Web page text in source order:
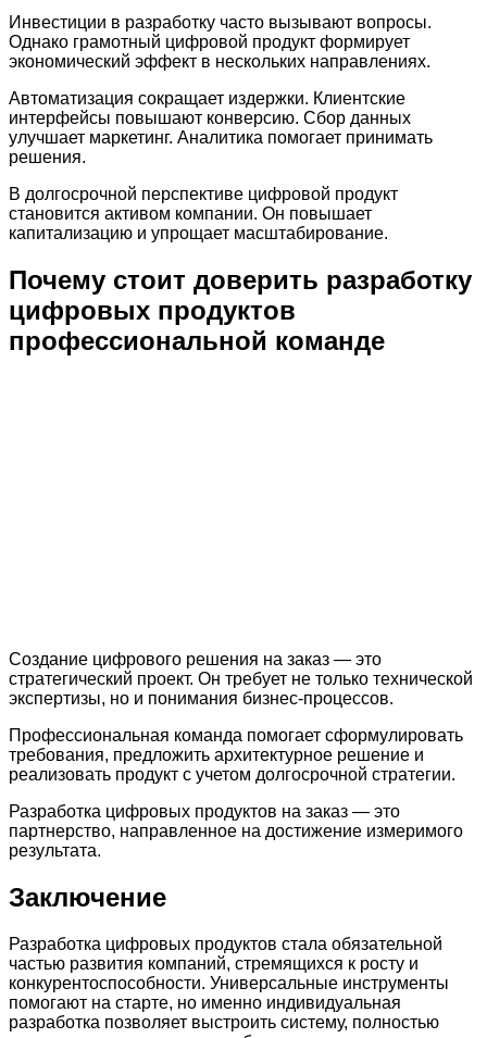
Инвестиции в разработку часто вызывают вопросы.
Однако грамотный цифровой продукт формирует
экономический эффект в нескольких направлениях.
Автоматизация сокращает издержки. Клиентские
интерфейсы повышают конверсию. Сбор данных
улучшает маркетинг. Аналитика помогает принимать
решения.
В долгосрочной перспективе цифровой продукт
становится активом компании. Он повышает
капитализацию и упрощает масштабирование.
Почему стоит доверить разработку
цифровых продуктов
профессиональной команде
Создание цифрового решения на заказ — это
стратегический проект. Он требует не только технической
экспертизы, но и понимания бизнес-процессов.
Профессиональная команда помогает сформулировать
требования, предложить архитектурное решение и
реализовать продукт с учетом долгосрочной стратегии.
Разработка цифровых продуктов на заказ — это
партнерство, направленное на достижение измеримого
результата.
Заключение
Разработка цифровых продуктов стала обязательной
частью развития компаний, стремящихся к росту и
конкурентоспособности. Универсальные инструменты
помогают на старте, но именно индивидуальная
разработка позволяет выстроить систему, полностью